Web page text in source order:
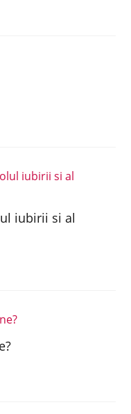
iubirii si al